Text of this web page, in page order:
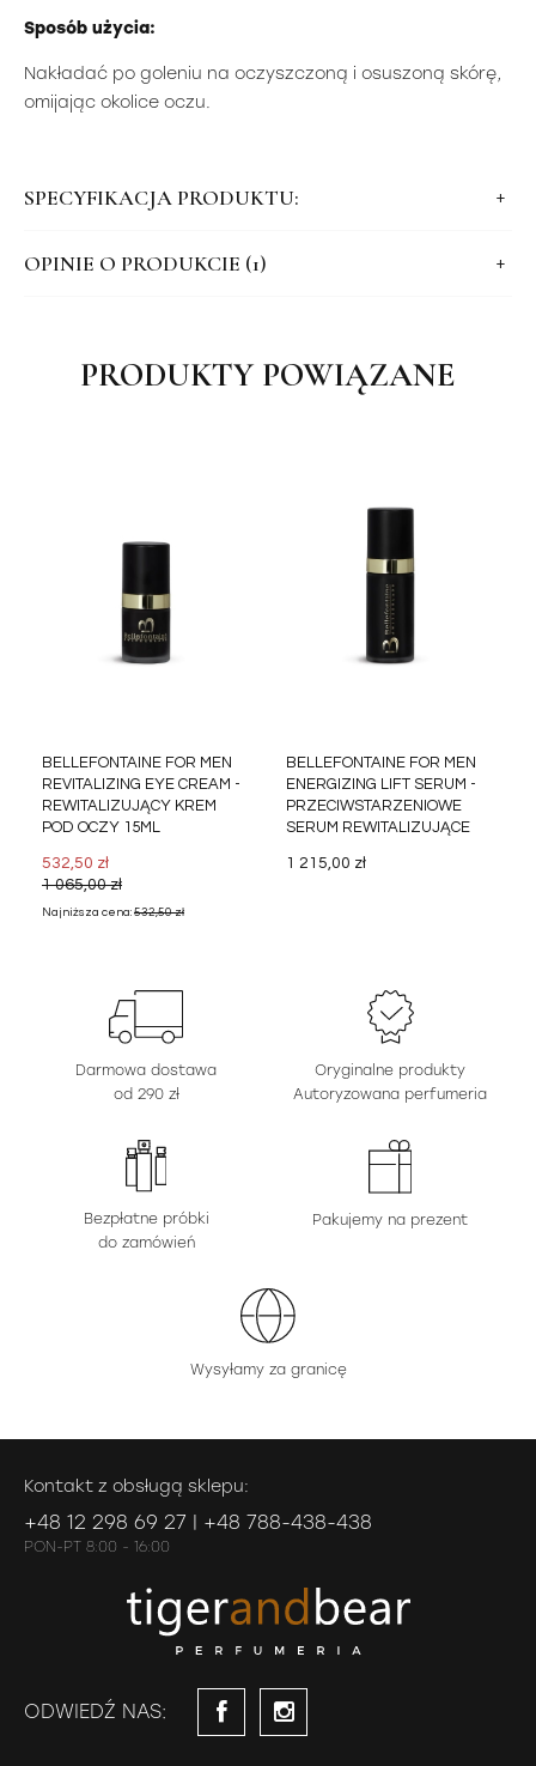
Sposób użycia:
Nakładać po goleniu na oczyszczoną i osuszoną skórę,
omijając okolice oczu.
SPECYFIKACJA PRODUKTU:
OPINIE O PRODUKCIE (1)
PRODUKTY POWIĄZANE
BELLEFONTAINE FOR MEN
REVITALIZING EYE CREAM -
REWITALIZUJĄCY KREM
POD OCZY 15ML
532,50 zł
1 065,00 zł
Najniższa cena: 532,50 zł
BELLEFONTAINE FOR MEN
ENERGIZING LIFT SERUM -
PRZECIWSTARZENIOWE
SERUM REWITALIZUJĄCE
1 215,00 zł
Darmowa dostawa
od 290 zł
Oryginalne produkty
Autoryzowana perfumeria
Bezpłatne próbki
do zamówień
Pakujemy na prezent
Wysyłamy za granicę
Kontakt z obsługą sklepu:
+48 12 298 69 27 | +48 788-438-438
PON-PT 8:00 - 16:00
ODWIEDŹ NAS: